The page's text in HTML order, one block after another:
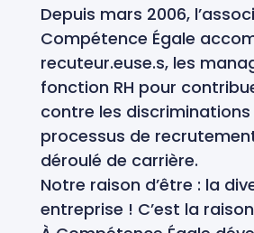
Depuis mars 2006,
Compétence Égale
recuteur.euse.s, les
fonction RH pour
contre les discriminations
processus de
déroulé de carrière.
Notre raison d’être : la
entreprise ! C’est la